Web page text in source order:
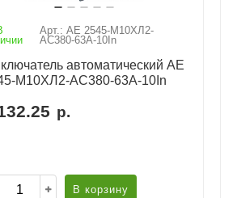
Арт.: АЕ 2545-М10ХЛ2-
AC380-63А-10In
автоматический АЕ
М10ХЛ2-AC380-63А-10In
р.
В корзину